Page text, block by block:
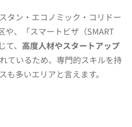
タン・エコノミック・コリドー
や、「スマートビザ（SMART
、 高度人材やスタートアップ
ているため、専門的スキルを持
も多いエリアと言えます。